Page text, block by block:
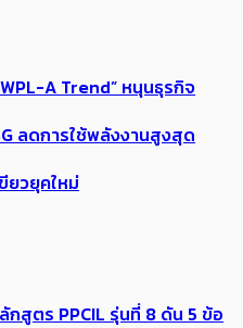
A Trend” หนุนธุรกิจ
ลดการใช้พลังงานสูงสุด
ยวยุคใหม่
กสูตร PPCIL รุ่นที่ 8 ดัน 5 ข้อ